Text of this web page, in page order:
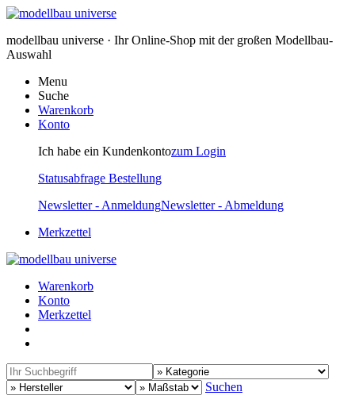
modellbau universe · Ihr Online-Shop mit der großen Modellbau-
Auswahl
Menu
Suche
Warenkorb
Konto
Ich habe ein Kundenkontozum Login
Statusabfrage Bestellung
Newsletter - AnmeldungNewsletter - Abmeldung
Merkzettel
Warenkorb
Konto
Merkzettel
Suchen